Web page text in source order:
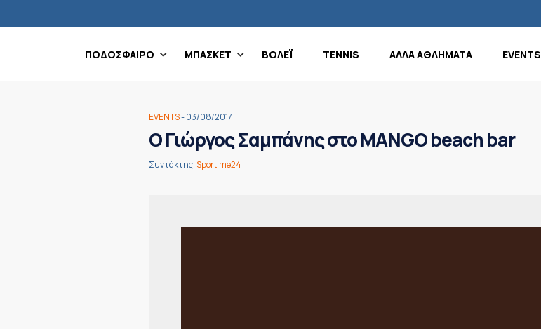
ΠΟΔΟΣΦΑΙΡΟ ΜΠΑΣΚΕΤ ΒΟΛΕΪ TENNIS ΑΛΛΑ ΑΘΛΗΜΑΤΑ EVENTS
EVENTS- 03/08/2017
O Γιώργος Σαμπάνης στο MANGO beach bar
Συντάκτης:Sportime24